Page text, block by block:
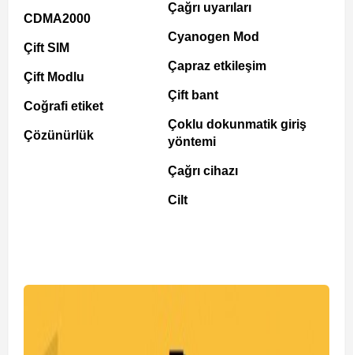
CDMA2000
Çift SIM
Çift Modlu
Coğrafi etiket
Çözünürlük
Çağrı uyarıları
Cyanogen Mod
Çapraz etkileşim
Çift bant
Çoklu dokunmatik giriş
yöntemi
Çağrı cihazı
Cilt